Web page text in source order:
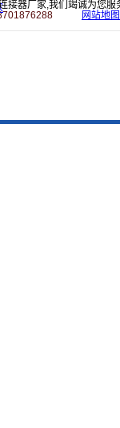
接器厂家,我们竭诚为您服
网站地图